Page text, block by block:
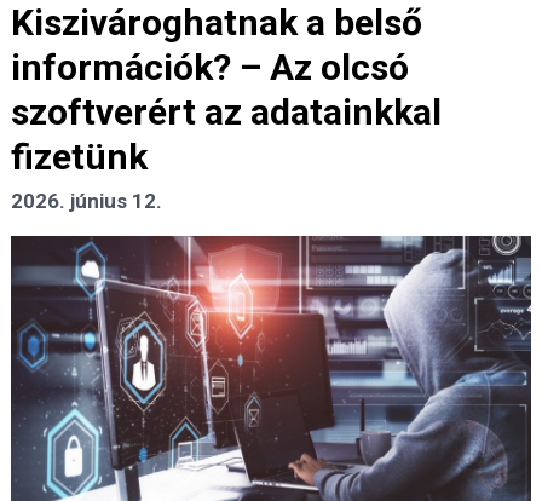
Kiszivároghatnak a belső
információk? – Az olcsó
szoftverért az adatainkkal
fizetünk
2026. június 12.